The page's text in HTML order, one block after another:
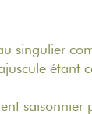
singulier
étant
saisonnier